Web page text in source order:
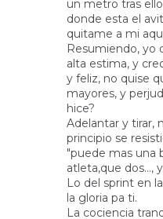
un metro tras
donde esta el
quitame a mi
Resumiendo, yo
alta estima, y
y feliz, no quise
mayores, y
hice?
Adelantar y tirar,
principio se
"puede mas una
atleta,que dos...,
Lo del sprint en
la gloria pa ti.
La cociencia